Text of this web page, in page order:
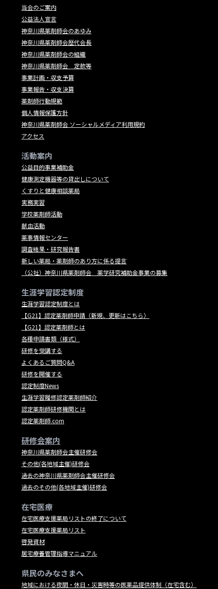
当会のご案内
公益法人宣言
神奈川県薬剤師会のあゆみ
神奈川県薬剤師会歴代会長
神奈川県薬剤師会の組織
神奈川県薬剤師会 定款等
事業計画・収支予算
事業報告・収支決算
薬剤師行動規範
個人情報保護方針
神奈川県薬剤師会 ソーシャルメディア利用規約
アクセス
活動案内
公益目的事業補助金
健康測定機器等の貸出しについて
くすりと健康相談薬局
実務実習
学校薬剤師活動
献血活動
薬事情報センター
調査結果・研究報告書
新しい薬局・薬剤師のあり方に係る提言
（公社）神奈川県薬剤師会 薬学研究補助金事業の募集
生涯学習認定制度
生涯学習認定制度とは
【G21】認定薬剤師申請（新規、更新はこちら）
【G21】認定薬剤師とは
各種申請書類（様式）
研修を受講する
よくあるご質問Q&A
研修を開催する
認定制度News
生涯学習履修認定薬剤師紹介
認定薬剤師研修機関とは
認定薬剤師.com
研修会案内
神奈川県薬剤師会主催研修会
その他(各地域主催)研修会
過去の神奈川県薬剤師会主催研修会
過去のその他(各地域主催)研修会
在宅医療
在宅医療支援薬局リストの終了について
在宅医療支援薬局リスト
啓発資材
居宅療養管理指導マニュアル
県民のみなさまへ
地域における夜間・休日・災害時等の医薬品提供体制（在宅含む）